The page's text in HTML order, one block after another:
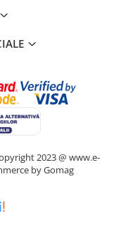
2023 @ www.e-
by Gomag